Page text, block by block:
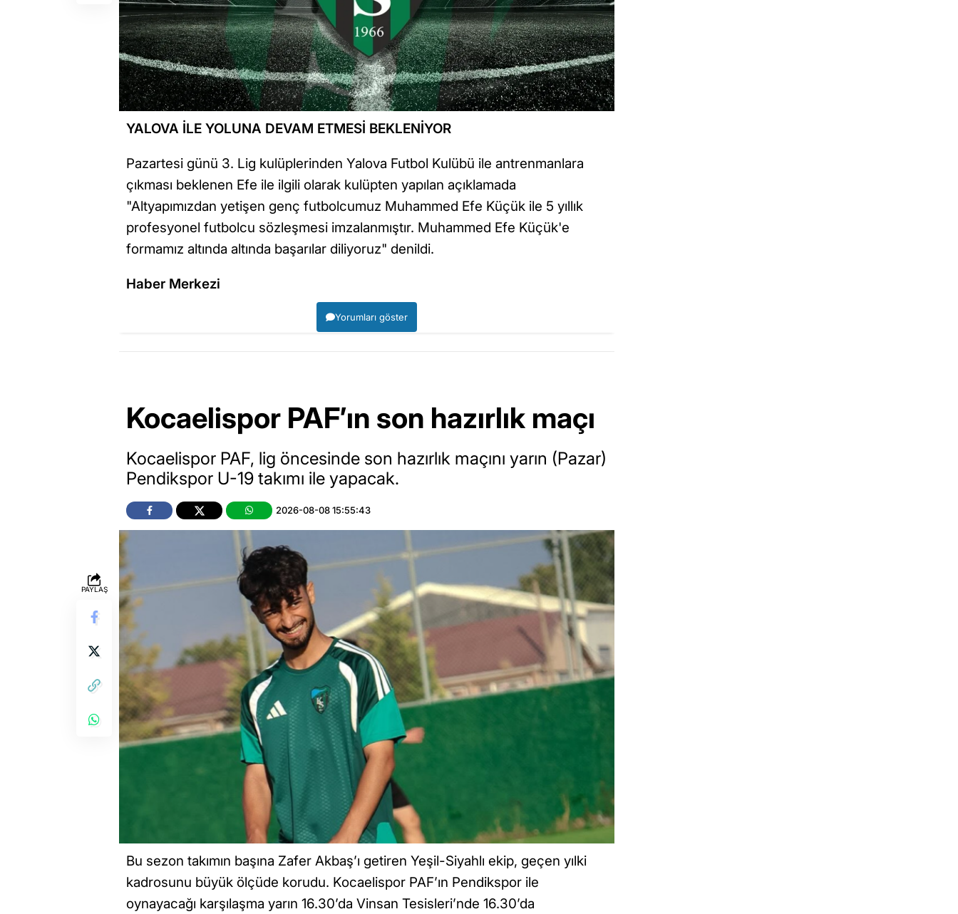
YALOVA İLE YOLUNA DEVAM ETMESİ BEKLENİYOR
Pazartesi günü 3. Lig kulüplerinden Yalova Futbol Kulübü ile antrenmanlara
çıkması beklenen Efe ile ilgili olarak kulüpten yapılan açıklamada
"Altyapımızdan yetişen genç futbolcumuz Muhammed Efe Küçük ile 5 yıllık
profesyonel futbolcu sözleşmesi imzalanmıştır. Muhammed Efe Küçük'e
formamız altında altında başarılar diliyoruz" denildi.
Haber Merkezi
Yorumları göster
PAYLAŞ
Kocaelispor PAF’ın son hazırlık maçı
Kocaelispor PAF, lig öncesinde son hazırlık maçını yarın (Pazar)
Pendikspor U-19 takımı ile yapacak.
2026-08-08 15:55:43
Bu sezon takımın başına Zafer Akbaş’ı getiren Yeşil-Siyahlı ekip, geçen yılki
kadrosunu büyük ölçüde korudu. Kocaelispor PAF’ın Pendikspor ile
oynayacağı karşılaşma yarın 16.30’da Vinsan Tesisleri’nde 16.30’da